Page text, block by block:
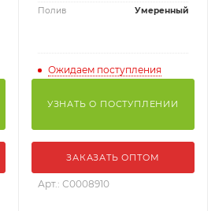
Полив Умеренный
Ожидаем поступления
УЗНАТЬ О ПОСТУПЛЕНИИ
ЗАКАЗАТЬ ОПТОМ
Арт.: С0008910